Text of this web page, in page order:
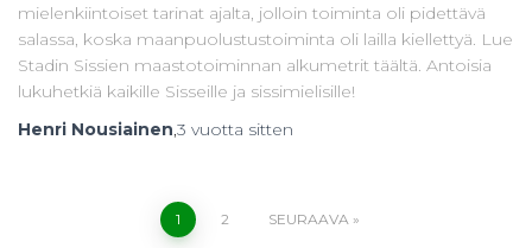
mielenkiintoiset tarinat ajalta, jolloin toiminta oli pidettävä
salassa, koska maanpuolustustoiminta oli lailla kiellettyä. Lue
Stadin Sissien maastotoiminnan alkumetrit täältä. Antoisia
lukuhetkiä kaikille Sisseille ja sissimielisille!
Henri Nousiainen 3 vuotta sitten
Artikkelien
1 2 SEURAAVA